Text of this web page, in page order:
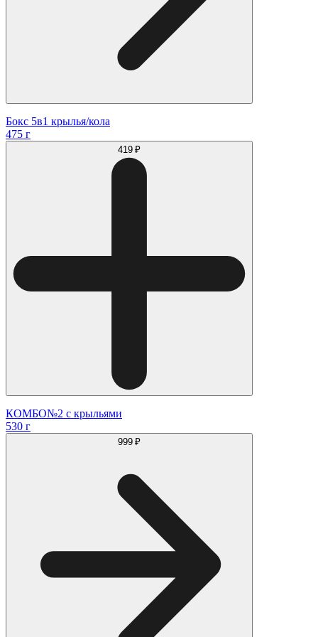
Бокс 5в1 крылья/кола
475 г
419 ₽
КОМБО№2 с крыльями
530 г
999 ₽